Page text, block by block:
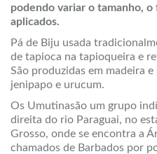
podendo variar o tamanho,
aplicados.
Pá de Biju usada
de tapioca na tapioqueira e
São produzidas em madeira
jenipapo e urucum.
Os Umutinasão um grupo
direita do rio Paraguai, no
Grosso, onde se encontra a
chamados de Barbados por